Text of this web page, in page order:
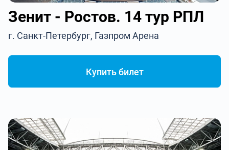
Зенит - Ростов. 14 тур РПЛ
г. Санкт-Петербург, Газпром Арена
Купить билет